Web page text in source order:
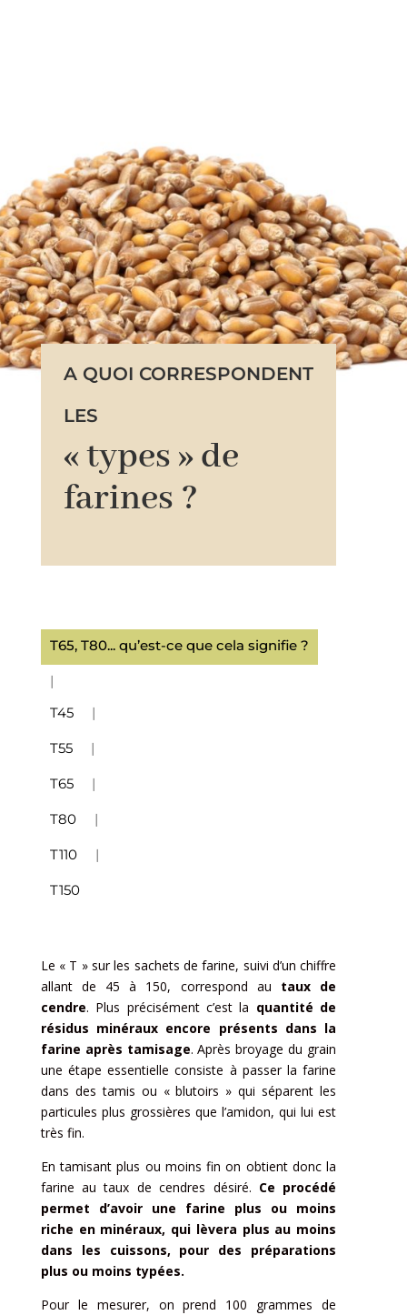
A QUOI CORRESPONDENT
LES
« types » de
farines ?
T65, T80... qu’est-ce que cela signifie ?
T45
T55
T65
T80
T110
T150
Le « T » sur les sachets de farine, suivi d’un chiffre
allant de 45 à 150, correspond au taux de
cendre. Plus précisément c’est la quantité de
résidus minéraux encore présents dans la
farine après tamisage. Après broyage du grain
une étape essentielle consiste à passer la farine
dans des tamis ou « blutoirs » qui séparent les
particules plus grossières que l’amidon, qui lui est
très fin.
En tamisant plus ou moins fin on obtient donc la
farine au taux de cendres désiré. Ce procédé
permet d’avoir une farine plus ou moins
riche en minéraux, qui lèvera plus au moins
dans les cuissons, pour des préparations
plus ou moins typées.
Pour le mesurer, on prend 100 grammes de